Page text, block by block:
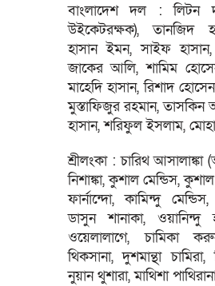
বাংলাদেশ দল : লিটন
উইকেটরক্ষক), তানজিদ
হাসান ইমন, সাইফ
জাকের আলি, শামিম
মাহেদি হাসান, রিশাদ
মুস্তাফিজুর রহমান,
হাসান, শরিফুল ইসলাম,
শ্রীলংকা : চারিথ আসালাঙ্কা
নিশাঙ্কা, কুশাল মেন্ডিস,
ফার্নান্দো, কামিন্দু
ডাসুন শানাকা, ওয়ানিন্দু
ওয়েলালাগে, চামিকা
থিকসানা, দুশমান্থা চামিরা,
নুয়ান থুশারা, মাথিশা